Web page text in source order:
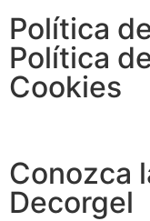
Política
Política
Cookies
Conozca
Decorgel